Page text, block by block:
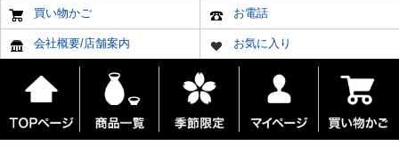
買い物かご お電話
会社概要/店舗案内 お気に入り